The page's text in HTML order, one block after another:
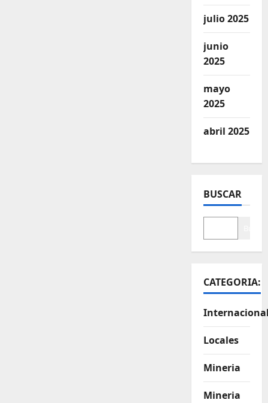
julio 2025
junio
2025
mayo
2025
abril 2025
BUSCAR
CATEGORIA:
Locales
Mineria
Mineria